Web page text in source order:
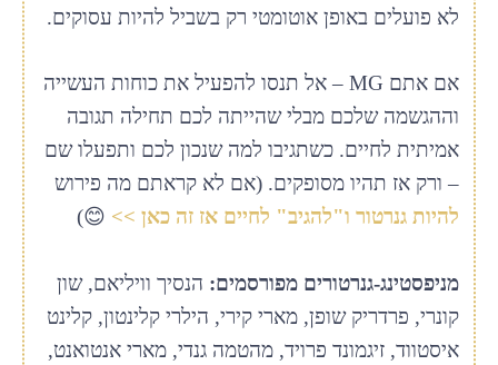
לא פועלים באופן אוטומטי רק בשביל להיות עסוקים.
אם אתם MG – אל תנסו להפעיל את כוחות העשייה
וההגשמה שלכם מבלי שהייתה לכם תחילה תגובה
אמיתית לחיים. כשתגיבו למה שנכון לכם ותפעלו שם
– ורק אז תהיו מסופקים. (אם לא קראתם מה פירוש
להיות גנרטור ו"להגיב" לחיים אז זה כאן >>
😊)
מניפסטינג-גנרטורים מפורסמים: הנסיך וויליאם, שון
קונרי, פרדריק שופן, מארי קירי, הילרי קלינטון, קלינט
איסטווד, זיגמונד פרויד, מהטמה גנדי, מארי אנטואנט,